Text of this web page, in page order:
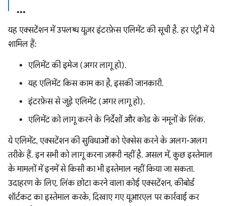
यह एक्सटेंशन में उपलब्ध यूज़र इंटरफ़ेस एलिमेंट की सूची है. हर एंट्री में ये
शामिल हैं:
एलिमेंट की इमेज (अगर लागू हो).
यह एलिमेंट किस काम का है, इसकी जानकारी.
इंटरफ़ेस से जुड़े एलिमेंट (अगर लागू हो).
एलिमेंट को लागू करने के निर्देशों और कोड के नमूनों के लिंक.
ये एलिमेंट, एक्सटेंशन की सुविधाओं को ऐक्सेस करने के अलग-अलग
तरीके हैं. इन सभी को लागू करना ज़रूरी नहीं है. असल में, कुछ इस्तेमाल
के मामलों में इनमें से किसी का भी इस्तेमाल नहीं किया जा सकता.
उदाहरण के लिए, लिंक छोटा करने वाला कोई एक्सटेंशन, कीबोर्ड
शॉर्टकट का इस्तेमाल करके, दिखाए गए यूआरएल पर कार्रवाई कर